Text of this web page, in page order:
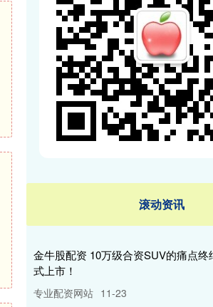
滚动资讯
金牛股配资 10万级合资SUV的痛点终
式上市！
专业配资网站 11-23